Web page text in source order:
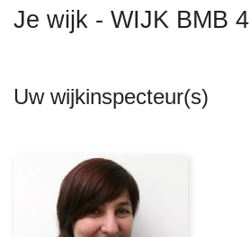
Je wijk - WIJK BMB 4
Uw wijkinspecteur(s)